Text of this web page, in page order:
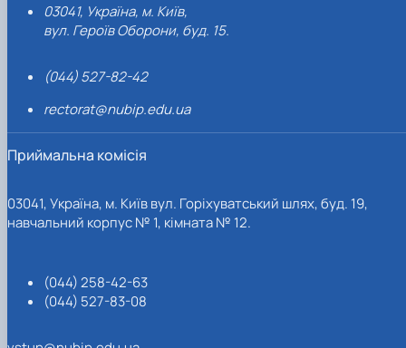
03041, Україна, м. Київ,
вул. Героїв Оборони, буд. 15.
(044) 527-82-42
rectorat@nubip.edu.ua
Приймальна комісія
03041, Україна, м. Київ вул. Горіхуватський шлях, буд. 19,
навчальний корпус № 1, кімната № 12.
(044) 258-42-63
(044) 527-83-08